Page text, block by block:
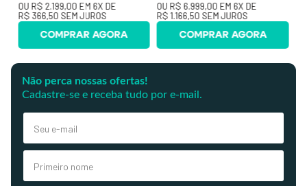
OU R$ 2.199,00 EM 6X DE
R$ 366,50 SEM JUROS
COMPRAR AGORA
OU R$ 6.999,00 EM 6X DE
R$ 1.166,50 SEM JUROS
COMPRAR AGORA
Não perca nossas ofertas!
Cadastre-se e receba tudo por e-mail.